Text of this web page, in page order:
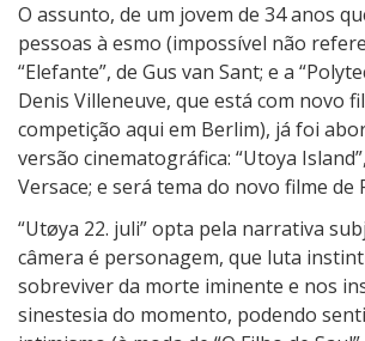
O assunto, de um jovem de 34 anos
pessoas à esmo (impossível não
“Elefante”, de Gus van Sant; e a
Denis Villeneuve, que está com novo
competição aqui em Berlim), já foi
versão cinematográfica: “Utoya
Versace; e será tema do novo filme de
“Utøya 22. juli” opta pela narrativa
câmera é personagem, que luta
sobreviver da morte iminente e nos
sinestesia do momento, podendo